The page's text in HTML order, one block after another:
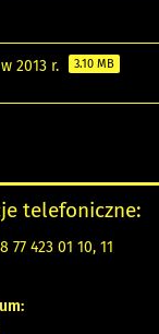
2013 r. 3.10 MB
telefoniczne:
77 423 01 10, 11